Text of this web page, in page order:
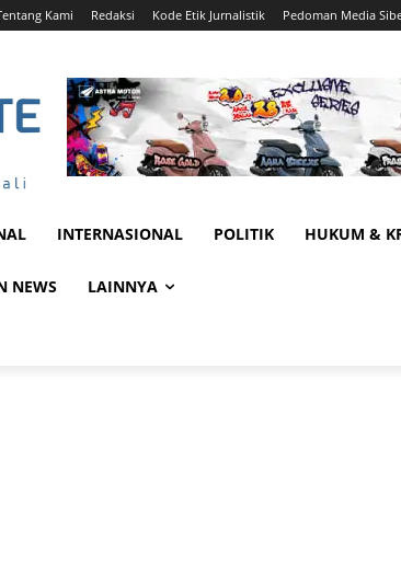
Kami Redaksi Kode Etik Jurnalistik Pedoman Media
INTERNASIONAL POLITIK HUKUM &
NEWS LAINNYA